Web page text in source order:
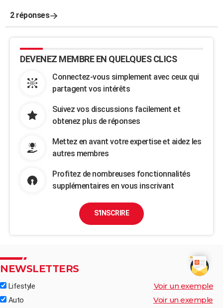
2 réponses
DEVENEZ MEMBRE EN QUELQUES CLICS
Connectez-vous simplement avec ceux qui
partagent vos intérêts
Suivez vos discussions facilement et
obtenez plus de réponses
Mettez en avant votre expertise et aidez les
autres membres
Profitez de nombreuses fonctionnalités
supplémentaires en vous inscrivant
S'INSCRIRE
NEWSLETTERS
Lifestyle Voir un exemple
Auto Voir un exemple